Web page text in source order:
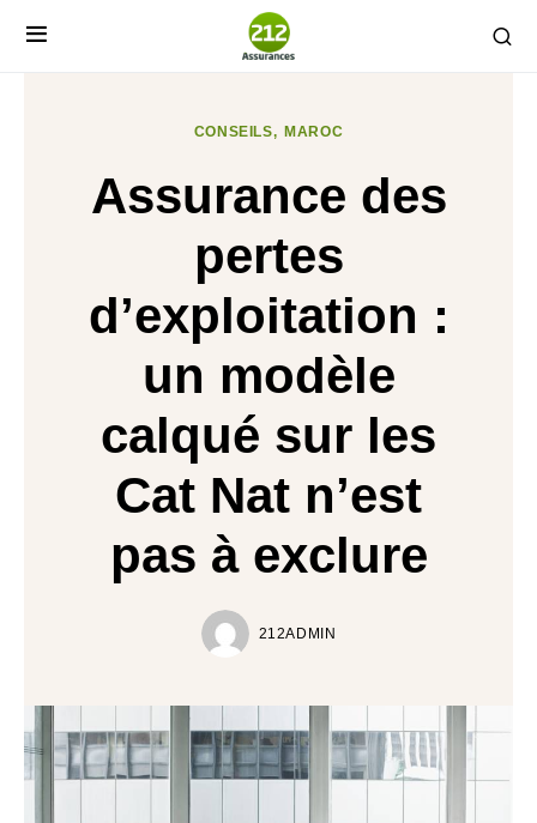
CONSEILS MAROC
Assurance des
pertes
d’exploitation :
un modèle
calqué sur les
Cat Nat n’est
pas à exclure
212ADMIN